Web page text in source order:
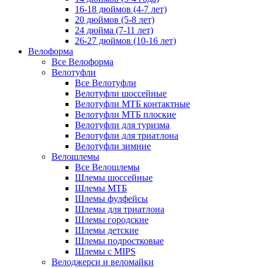
16-18 дюймов (4-7 лет)
20 дюймов (5-8 лет)
24 дюйма (7-11 лет)
26-27 дюймов (10-16 лет)
Велоформа
Все Велоформа
Велотуфли
Все Велотуфли
Велотуфли шоссейные
Велотуфли МТБ контактные
Велотуфли МТБ плоские
Велотуфли для туризма
Велотуфли для триатлона
Велотуфли зимние
Велошлемы
Все Велошлемы
Шлемы шоссейные
Шлемы МТБ
Шлемы фулфейсы
Шлемы для триатлона
Шлемы городские
Шлемы детские
Шлемы подростковые
Шлемы с MIPS
Велоджерси и веломайки